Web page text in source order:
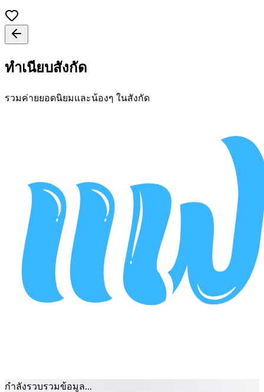
ทำเนียบสังกัด
รวมค่ายยอดนิยมและน้องๆ ในสังกัด
กำลังรวบรวมข้อมูล...